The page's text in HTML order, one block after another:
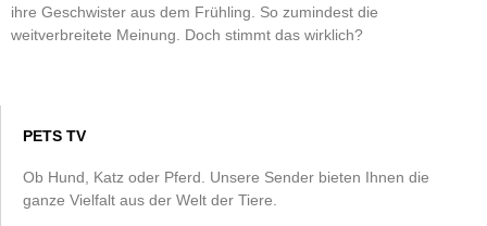
ihre Geschwister aus dem Frühling. So zumindest die
weitverbreitete Meinung. Doch stimmt das wirklich?
PETS TV
Ob Hund, Katz oder Pferd. Unsere Sender bieten Ihnen die
ganze Vielfalt aus der Welt der Tiere.